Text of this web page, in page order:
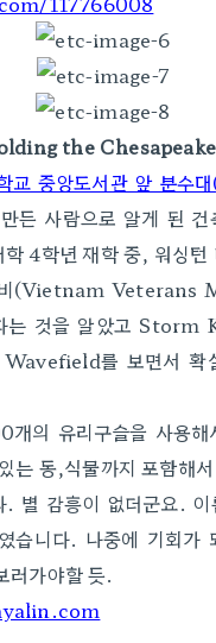
the
교 중앙도서관 앞 분
든 사람으로 알게 된
4학년 재학 중, 워싱턴
비(Vietnam Veterans
는 것을 알았고 Storm
를 보면서 확
의 유리구슬을 사용해
는 동,식물까지 포함해
. 별 감흥이 없더군요.
습니다. 나중에 기회가
러가야할 듯.